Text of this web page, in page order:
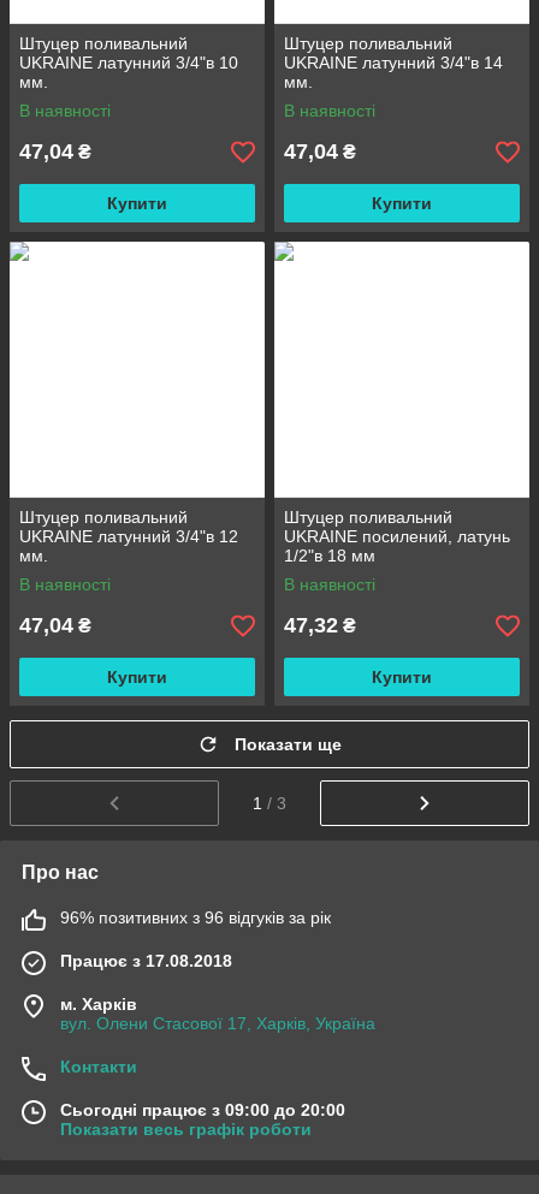
Штуцер поливальний
UKRAINE латунний 3/4"в 10
мм.
В наявності
47,04 ₴
Купити
Штуцер поливальний
UKRAINE латунний 3/4"в 14
мм.
В наявності
47,04 ₴
Купити
Штуцер поливальний
UKRAINE латунний 3/4"в 12
мм.
В наявності
47,04 ₴
Купити
Штуцер поливальний
UKRAINE посилений, латунь
1/2"в 18 мм
В наявності
47,32 ₴
Купити
Показати ще
1 / 3
Про нас
96% позитивних з 96 відгуків за рік
Працює з 17.08.2018
м. Харків
вул. Олени Стасової 17, Харків, Україна
Контакти
Сьогодні працює з 09:00 до 20:00
Показати весь графік роботи